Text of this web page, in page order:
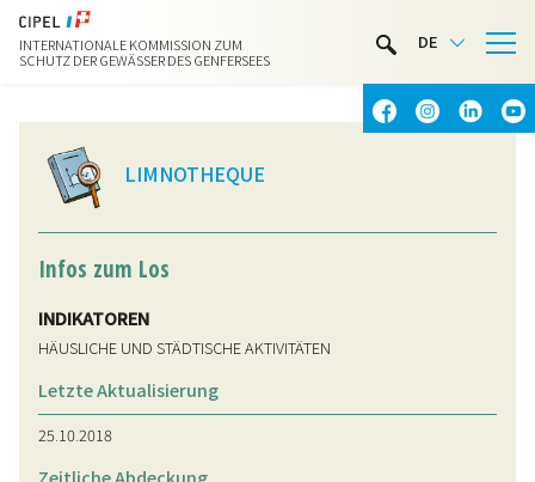
INTERNATIONALE KOMMISSION ZUM
SCHUTZ DER GEWÄSSER DES GENFERSEES
DE
LIMNOTHEK
WASSERAKTIVITÄTEN
LIMNOTHEQUE
Infos zum Los
INDIKATOREN
HÄUSLICHE UND STÄDTISCHE AKTIVITÄTEN
Letzte Aktualisierung
25.10.2018